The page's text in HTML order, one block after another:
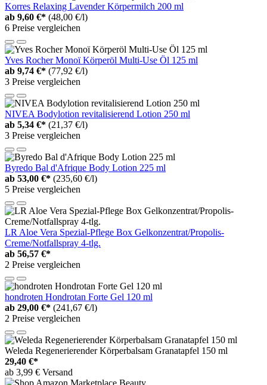
Korres Relaxing Lavender Körpermilch 200 ml
ab 9,60 €* (48,00 €/l)
6 Preise vergleichen
Yves Rocher Monoï Körperöl Multi-Use Öl 125 ml
ab 9,74 €* (77,92 €/l)
3 Preise vergleichen
NIVEA Bodylotion revitalisierend Lotion 250 ml
ab 5,34 €* (21,37 €/l)
3 Preise vergleichen
Byredo Bal d'Afrique Body Lotion 225 ml
ab 53,00 €* (235,60 €/l)
5 Preise vergleichen
LR Aloe Vera Spezial-Pflege Box Gelkonzentrat/Propolis-
Creme/Notfallspray 4-tlg.
ab 56,57 €*
2 Preise vergleichen
hondroten Hondrotan Forte Gel 120 ml
ab 29,00 €* (241,67 €/l)
2 Preise vergleichen
Weleda Regenerierender Körperbalsam Granatapfel 150 ml
29,40 €*
ab 3,99 € Versand